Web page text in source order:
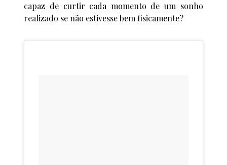
capaz de curtir cada momento de um sonho
realizado se não estivesse bem fisicamente?